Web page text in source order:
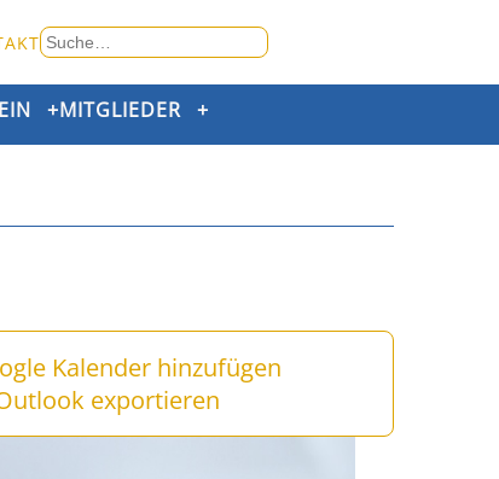
Suche
nach:
+MITGLIEDER +
Kalender hinzufügen
exportieren